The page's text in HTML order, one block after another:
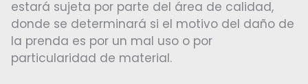
estará sujeta por parte del área de calidad,
donde se determinará si el motivo del daño de
la prenda es por un mal uso o por
particularidad de material.